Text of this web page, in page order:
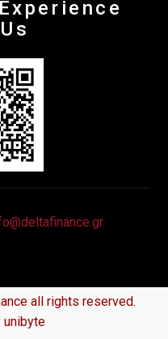
all rights reserved.
unibyte